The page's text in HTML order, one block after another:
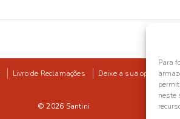
Para
neste
Livro de Reclamações Deixe a sua opinião
© 2026 Santini